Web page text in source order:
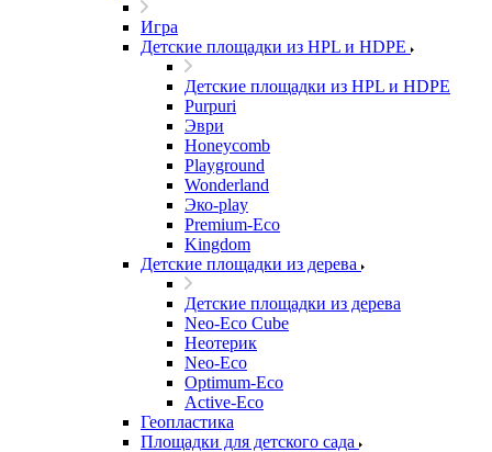
Игра
Детские площадки из HPL и HDPE
Детские площадки из HPL и HDPE
Purpuri
Эври
Honeycomb
Playground
Wonderland
Эко-play
Premium-Eco
Kingdom
Детские площадки из дерева
Детские площадки из дерева
Neo-Eco Cube
Неотерик
Neo-Eco
Оptimum-Еco
Active-Eco
Геопластика
Площадки для детского сада